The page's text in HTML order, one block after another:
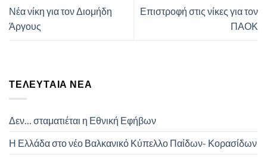
Νέα νίκη για τον Διομήδη
Άργους
Επιστροφή στις νίκες για τον
ΠΑΟΚ
ΤΕΛΕΥΤΑΊΑ ΝΈΑ
Δεν… σταματιέται η Εθνική Εφήβων
Η Ελλάδα στο νέο Βαλκανικό Κύπελλο Παίδων- Κορασίδων